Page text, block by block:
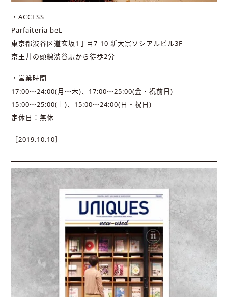
・ACCESS
Parfaiteria beL
東京都渋谷区道玄坂1丁目7-10 新大宗ソシアルビル3F
京王井の頭線渋谷駅から徒歩2分
・営業時間
17:00～24:00(月～木)、17:00～25:00(金・祝前日)
15:00～25:00(土)、15:00～24:00(日・祝日)
定休日：無休
［2019.10.10］